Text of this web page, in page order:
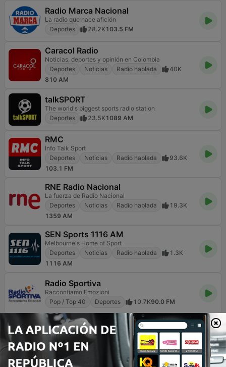
Radio Marca Nacional
La radio que hace afición
Deportes
28.2K103.5 FM
Caracol Radio
Noticias, deportes y opinión en Colombia
Deportes
Noticias Radio hablada
40K
810 AM
talkSPORT
The world's biggest sports radio station
Deportes
23.5K1089 AM
RMC
Info Talk Sport
Deportes
Noticias Radio hablada
93.6K
103.1 FM
RNE Radio Nacional
La fuerza de Radio Nacional
Deportes
Noticias Radio hablada
19.3K
1359 AM
SEN Sports 1116 AM
Melbourne's Home of Sport
Deportes
Noticias Radio hablada
1.3K
1116 AM
Radio Sportiva
Raccontiamo Emozioni
Pop / Top 40
Deportes 10.7K90.0 FM
La FM Bogotá
Principales noticias de Colombia y el Mundo en la FM
Rock
Deportes Noticias 12.7K 94.9 FM